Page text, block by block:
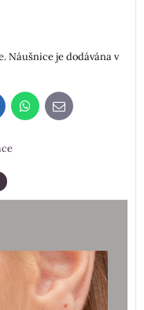
Náušnice je dodávána v
WhatsApp
E-
mail